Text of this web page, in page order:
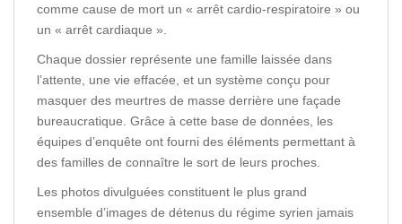
comme cause de mort un « arrêt cardio-respiratoire » ou
un « arrêt cardiaque ».
Chaque dossier représente une famille laissée dans
l’attente, une vie effacée, et un système conçu pour
masquer des meurtres de masse derrière une façade
bureaucratique. Grâce à cette base de données, les
équipes d’enquête ont fourni des éléments permettant à
des familles de connaître le sort de leurs proches.
Les photos divulguées constituent le plus grand
ensemble d’images de détenus du régime syrien jamais